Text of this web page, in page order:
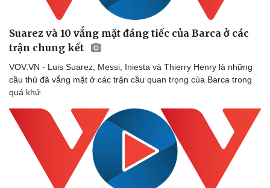
Suarez và 10 vắng mặt đáng tiếc của Barca ở các
trận chung kết
VOV.VN - Luis Suarez, Messi, Iniesta và Thierry Henry là những
cầu thủ đã vắng mặt ở các trận cầu quan trọng của Barca trong
quá khứ.